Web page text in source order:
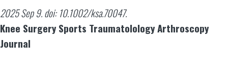
2025 Sep 9. doi: 10.1002/ksa.70047.
Knee Surgery Sports Traumatolology Arthroscopy
Journal